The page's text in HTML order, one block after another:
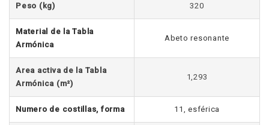
Peso (kg) 320
Material de la Tabla
Armónica
Abeto resonante
Area activa de la Tabla
Armónica (m²)
1,293
Numero de costillas, forma 11, esférica